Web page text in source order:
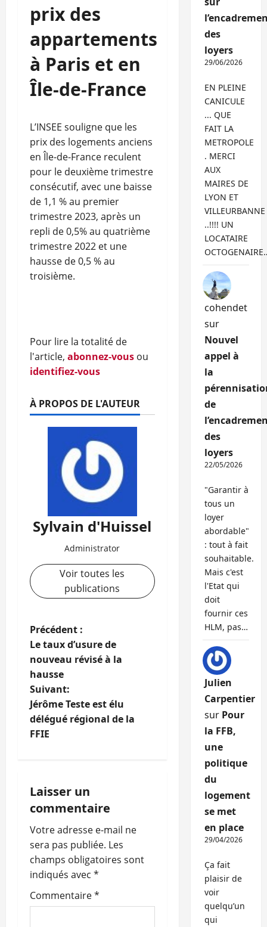
prix des
appartements
à Paris et en
Île-de-France
L’INSEE souligne que les
prix des logements anciens
en Île-de-France reculent
pour le deuxième trimestre
consécutif, avec une baisse
de 1,1 % au premier
trimestre 2023, après un
repli de 0,5% au quatrième
trimestre 2022 et une
hausse de 0,5 % au
troisième.
Pour lire la totalité de
l'article, abonnez-vous ou
identifiez-vous
À PROPOS DE L'AUTEUR
Sylvain d'Huissel
Administrator
Voir toutes les
publications
N
a
v
i
g
t
i
o
n
d
’
Précédent :
Le taux d’usure de
nouveau révisé à la
hausse
Suivant:
Jérôme Teste est élu
délégué régional de la
FFIE
Laisser un
commentaire
Votre adresse e-mail ne
sera pas publiée. Les
champs obligatoires sont
indiqués avec *
Commentaire*
des
loyers
29/06/2026
EN PLEINE
CANICULE
... QUE
FAIT LA
METROPOLE
. MERCI
AUX
MAIRES DE
LYON ET
VILLEURBANNE
..!!!! UN
LOCATAIRE
cohendet
sur
Nouvel
appel à
la
de
des
loyers
22/05/2026
"Garantir à
tous un
loyer
abordable"
: tout à fait
souhaitable.
Mais c'est
l'Etat qui
doit
fournir ces
HLM, pas…
Julien
Carpentier
sur Pour
la FFB,
une
politique
du
logement
se met
en place
29/04/2026
Ça fait
plaisir de
voir
quelqu’un
qui